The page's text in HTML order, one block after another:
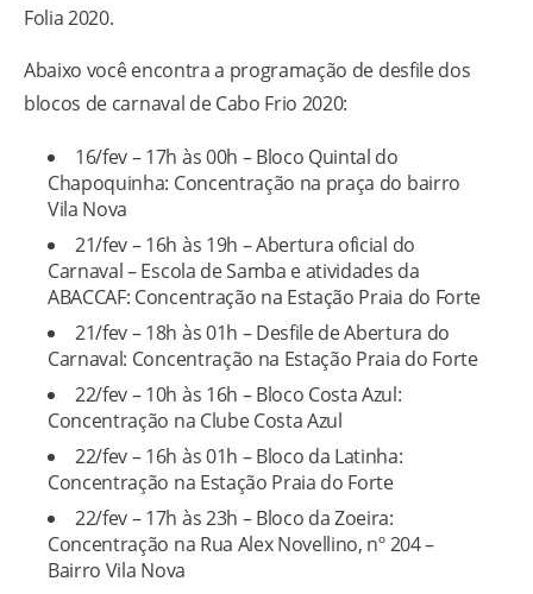
Folia 2020.
Abaixo você encontra a programação de desfile dos
blocos de carnaval de Cabo Frio 2020:
16/fev – 17h às 00h – Bloco Quintal do
Chapoquinha: Concentração na praça do bairro
Vila Nova
21/fev – 16h às 19h – Abertura oficial do
Carnaval – Escola de Samba e atividades da
ABACCAF: Concentração na Estação Praia do Forte
21/fev – 18h às 01h – Desfile de Abertura do
Carnaval: Concentração na Estação Praia do Forte
22/fev – 10h às 16h – Bloco Costa Azul:
Concentração na Clube Costa Azul
22/fev – 16h às 01h – Bloco da Latinha:
Concentração na Estação Praia do Forte
22/fev – 17h às 23h – Bloco da Zoeira:
Concentração na Rua Alex Novellino, nº 204 –
Bairro Vila Nova